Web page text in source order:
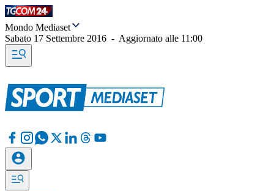
Mondo Mediaset
Sabato 17 Settembre 2016 - Aggiornato alle 11:00